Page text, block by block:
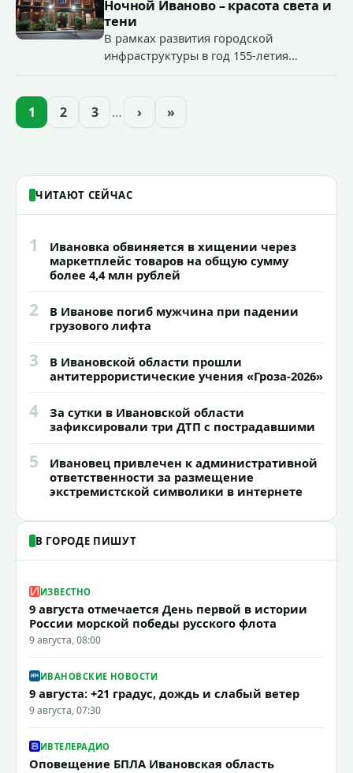
«Гроза-2026».
Ночной Иваново – красота света и
тени
В рамках развития городской
инфраструктуры в год 155-летия
проекта подсветки исторических
1 2 3 … › »
ЧИТАЮТ СЕЙЧАС
1
Ивановка обвиняется в хищении через
маркетплейс товаров на общую сумму
более 4,4 млн рублей
2
В Иванове погиб мужчина при падении
грузового лифта
3
В Ивановской области прошли
антитеррористические учения «Гроза-2026»
4
За сутки в Ивановской области
зафиксировали три ДТП с пострадавшими
5
Ивановец привлечен к административной
ответственности за размещение
экстремистской символики в интернете
В ГОРОДЕ ПИШУТ
ИЗВЕСТНО
9 августа отмечается День первой в истории
России морской победы русского флота
9 августа, 08:00
ИВАНОВСКИЕ НОВОСТИ
9 августа: +21 градус, дождь и слабый ветер
9 августа, 07:30
ИВТЕЛЕРАДИО
Оповещение БПЛА Ивановская область